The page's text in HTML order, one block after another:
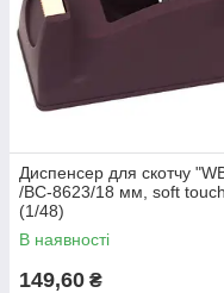
Диспенсер для скотчу
/BC-8623/18 мм, soft touch
(1/48)
В наявності
149,60 ₴